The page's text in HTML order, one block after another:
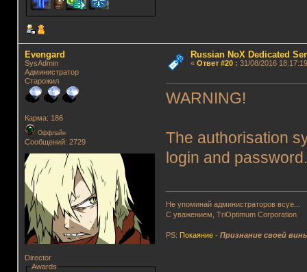
Evengard
SysAdmin
Администратор
Старожил
Карма: 186
Оффлайн
Сообщений: 2729
Director
Awards
Russian NoX Dedicated
« Ответ #20: 31/08/2016
WARNING!
The authorisation
login and
Не упоминай администраторов всуе...
С уважением, TriOptimum Corporation
PS: Покаяние -Признание своей